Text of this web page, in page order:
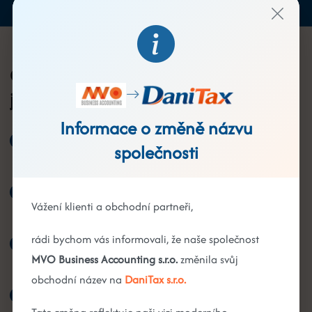
Co všechno pro vás
jako OSVČ zajistíme
Kompletní vedení daňové evidence nebo paušální
přehledy pro OSSZ a ZP
On-line schvalování dokladů a automatické
připomenutí termínů
Informace o změně názvu
společnosti
Vážení klienti a obchodní partneři,
rádi bychom vás informovali, že naše společnost
MVO Business Accounting s.r.o.změnila svůj
obchodní název na DaniTax s.r.o.